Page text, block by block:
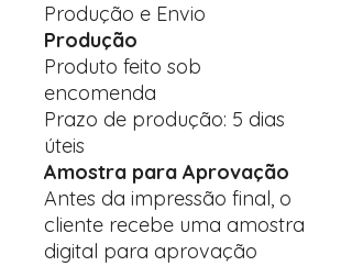
Produção e Envio
Produção
Produto feito sob
encomenda
Prazo de produção: 5 dias
úteis
Amostra para Aprovação
Antes da impressão final, o
cliente recebe uma amostra
digital para aprovação